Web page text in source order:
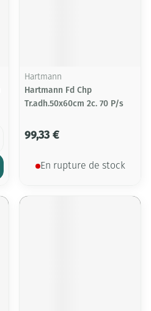
Hartmann
Hartmann Fd Chp
Tr.adh.50x60cm 2c. 70 P/s
99,33 €
En rupture de stock